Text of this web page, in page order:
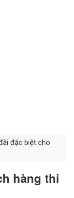
đặc biệt cho
hàng thi